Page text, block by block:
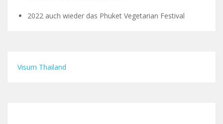
2022 auch wieder das Phuket Vegetarian Festival
Visum Thailand